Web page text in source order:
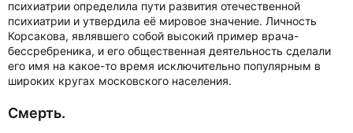
психиатрии определила пути развития отечественной
психиатрии и утвердила её мировое значение. Личность
Корсакова, являвшего собой высокий пример врача-
бессребреника, и его общественная деятельность сделали
его имя на какое-то время исключительно популярным в
широких кругах московского населения.
Смерть.